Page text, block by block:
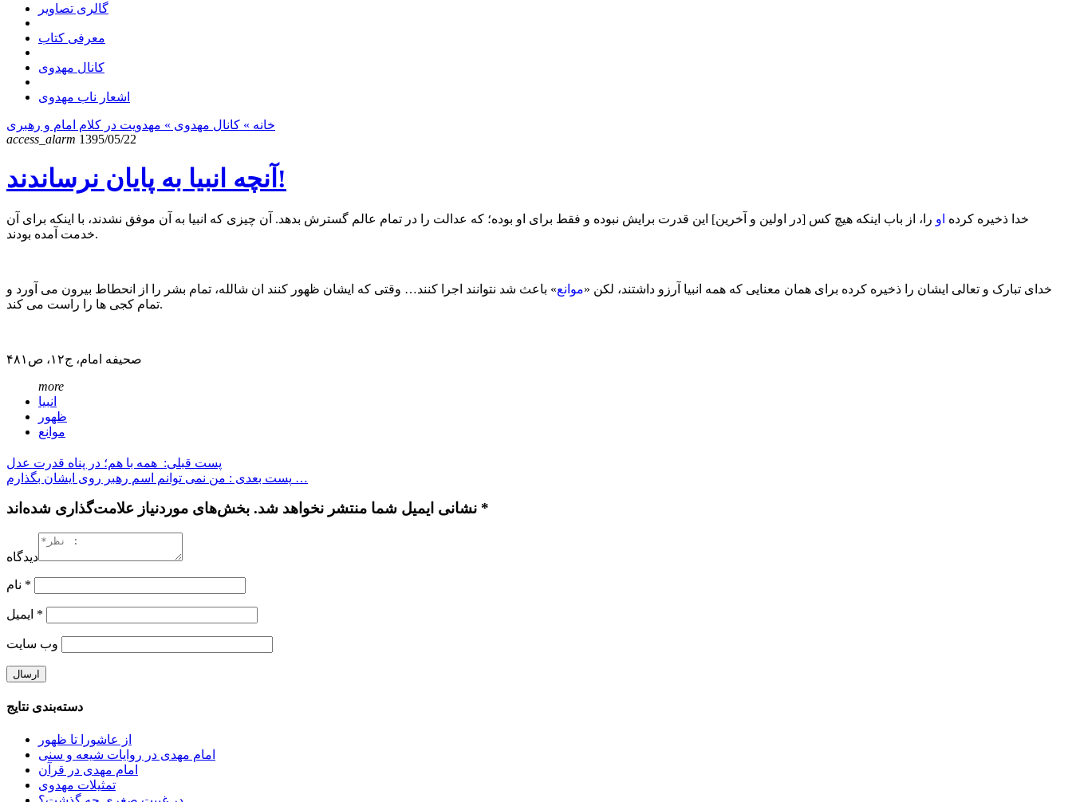
گالری تصاویر
معرفی کتاب
کانال مهدوی
اشعار ناب مهدوی
خانه » کانال مهدوی » مهدویت در کلام امام و رهبری
access_alarm 1395/05/22
آنچه انبیا به پایان نرساندند!
خدا ذخیره کرده او را، از باب اینکه هیچ کس [در اولین و آخرین] این قدرت برایش نبوده و فقط برای او بوده؛ که عدالت را در تمام عالم گسترش بدهد. آن چیزی که انبیا به آن موفق نشدند، با اینکه برای آن
خدمت آمده بودند.
خدای تبارک و تعالی ایشان را ذخیره کرده برای همان معنایی که همه انبیا آرزو داشتند، لکن «موانع» باعث شد نتوانند اجرا کنند… وقتی که ایشان ظهور کنند ان شالله، تمام بشر را از انحطاط بیرون می آورد و
تمام کجی ها را راست می کند.
صحیفه امام، ج۱۲، ص۴۸۱
more
انبیا
ظهور
موانع
پست قبلی: همه با هم؛ در پناه قدرت عدل
پست بعدی : من نمی توانم اسم رهبر روی ایشان بگذارم …
نشانی ایمیل شما منتشر نخواهد شد. بخش‌های موردنیاز علامت‌گذاری شده‌اند *
دیدگاه
*
*
وب‌ سایت
دسته‌بندی نتایج
از عاشورا تا ظهور
امام مهدی در روایات شیعه و سنی
امام مهدی در قرآن
تمثیلات مهدوی